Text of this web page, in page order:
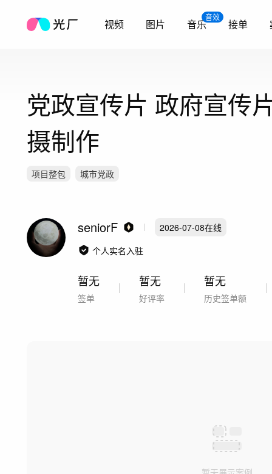
视频 图片
音效
音乐 接单
党政宣传片 政府宣传
摄制作
项目整包 城市党政
seniorF 2026-07-08在线
个人实名入驻
暂无
签单
暂无
好评率
暂无
历史签单额